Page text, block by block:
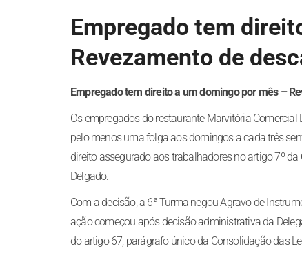
Empregado tem
Revezamento de
Empregado tem direito a um domingo por mês –
Os empregados do restaurante Marvitória
pelo menos uma folga aos domingos a cada três
direito assegurado aos trabalhadores no artigo 7º
Delgado.
Com a decisão, a 6ª Turma negou Agravo de
ação começou após decisão administrativa da
do artigo 67, parágrafo único da Consolidação das